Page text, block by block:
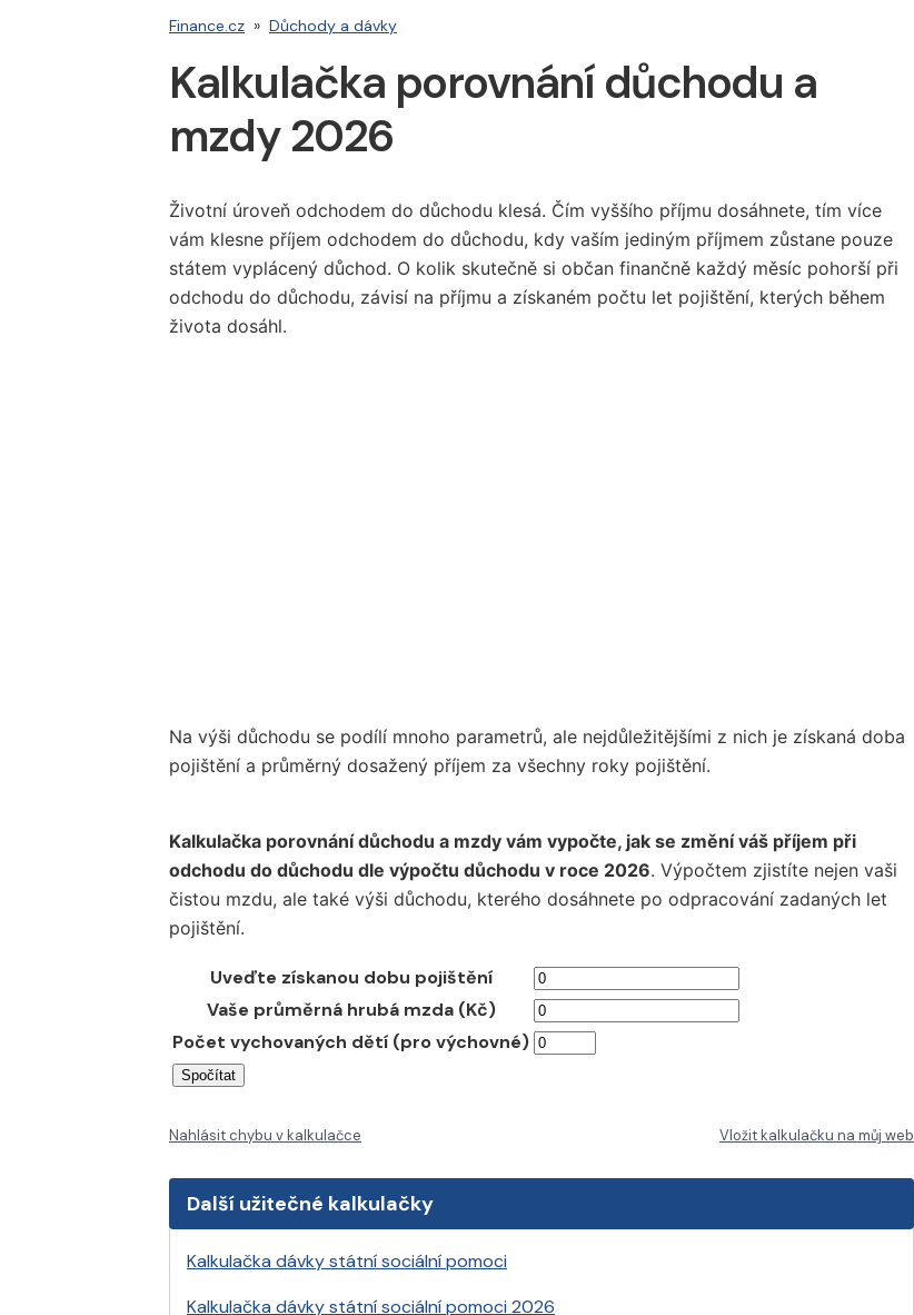
Finance.cz » Důchody a dávky
Kalkulačka porovnání důchodu a
mzdy 2026
Životní úroveň odchodem do důchodu klesá. Čím vyššího příjmu dosáhnete, tím více
vám klesne příjem odchodem do důchodu, kdy vaším jediným příjmem zůstane pouze
státem vyplácený důchod. O kolik skutečně si občan finančně každý měsíc pohorší při
odchodu do důchodu, závisí na příjmu a získaném počtu let pojištění, kterých během
života dosáhl.
Na výši důchodu se podílí mnoho parametrů, ale nejdůležitějšími z nich je získaná doba
pojištění a průměrný dosažený příjem za všechny roky pojištění.
Kalkulačka porovnání důchodu a mzdy vám vypočte, jak se změní váš příjem při
odchodu do důchodu dle výpočtu důchodu v roce 2026. Výpočtem zjistíte nejen vaši
čistou mzdu, ale také výši důchodu, kterého dosáhnete po odpracování zadaných let
pojištění.
Uveďte získanou dobu pojištění
Vaše průměrná hrubá mzda (Kč)
Počet vychovaných dětí (pro výchovné)
Nahlásit chybu v kalkulačce Vložit kalkulačku na můj web
Další užitečné kalkulačky
Kalkulačka dávky státní sociální pomoci
Kalkulačka dávky státní sociální pomoci 2026